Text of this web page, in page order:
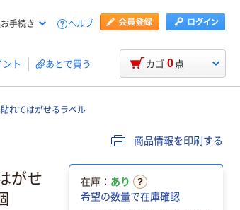
手続き ヘルプ
ント あとで買う カゴ 0 点
れてはがせるラベル
商品情報を印刷する
がせ
在庫： あり
希望の数量で在庫確認